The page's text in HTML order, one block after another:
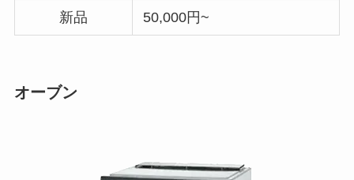
新品 50,000円~
オーブン